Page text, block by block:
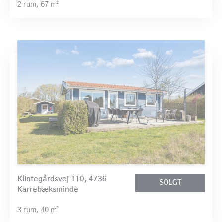
2 rum, 67 m²
Klintegårdsvej 110, 4736
Karrebæksminde
SOLGT
3 rum, 40 m²